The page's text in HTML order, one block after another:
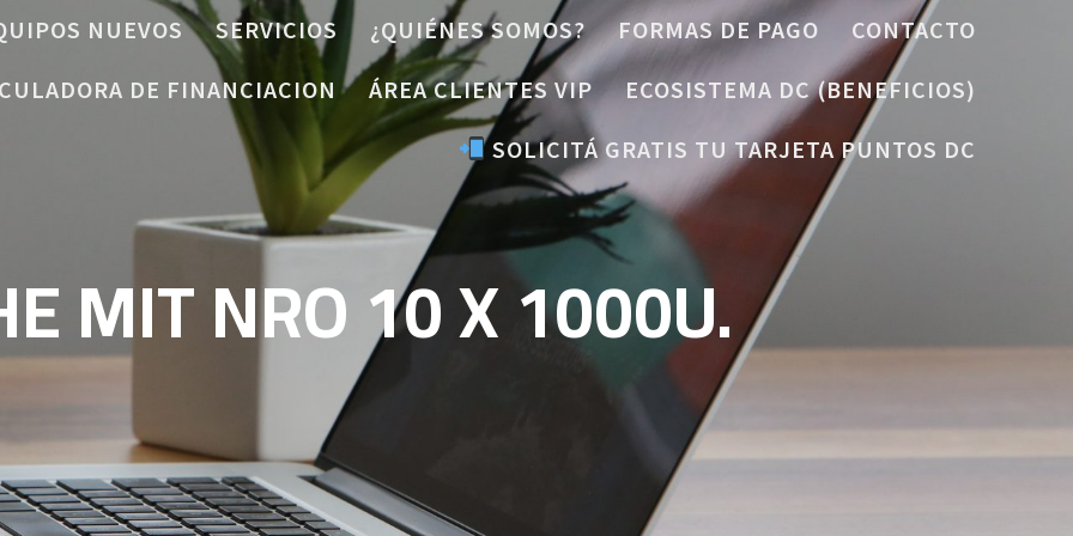
NUEVOS SERVICIOS ¿QUIÉNES SOMOS? FORMAS DE PAGO
CONTACTO
DE FINANCIACION
ÁREA CLIENTES VIP
ECOSISTEMA DC (BENEFICIOS)
SOLICITÁ GRATIS TU TARJETA PUNTOS DC
MIT NRO 10 X 1000U.